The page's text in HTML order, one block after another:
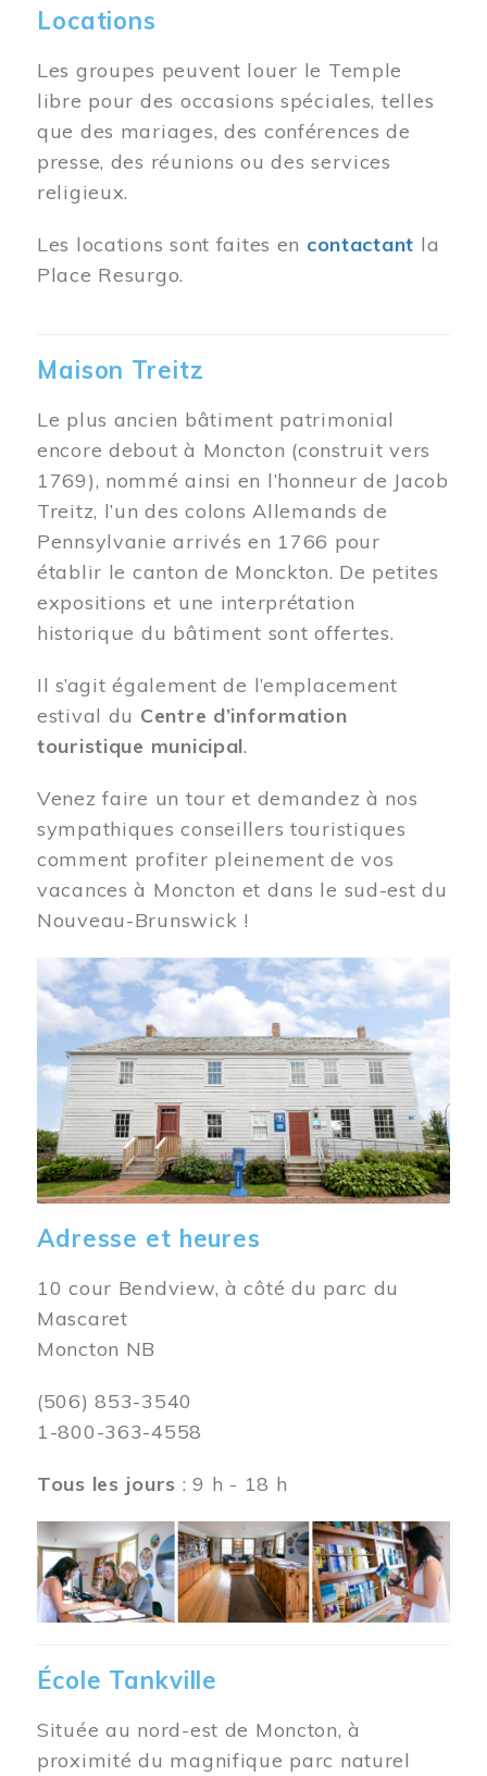
Locations
Les groupes peuvent louer le Temple
libre pour des occasions spéciales, telles
que des mariages, des conférences de
presse, des réunions ou des services
religieux.
Les locations sont faites en contactant la
Place Resurgo.
Maison Treitz
Le plus ancien bâtiment patrimonial
encore debout à Moncton (construit vers
1769), nommé ainsi en l’honneur de Jacob
Treitz, l’un des colons Allemands de
Pennsylvanie arrivés en 1766 pour
établir le canton de Monckton. De petites
expositions et une interprétation
historique du bâtiment sont offertes.
Il s’agit également de l’emplacement
estival du Centre d’information
touristique municipal.
Venez faire un tour et demandez à nos
sympathiques conseillers touristiques
comment profiter pleinement de vos
vacances à Moncton et dans le sud-est du
Nouveau-Brunswick !
Image
Adresse et heures
10 cour Bendview, à côté du parc du
Mascaret
Moncton NB
(506) 853-3540
1-800-363-4558
Tous les jours : 9 h - 18 h
Image
École Tankville
Située au nord-est de Moncton, à
proximité du magnifique parc naturel